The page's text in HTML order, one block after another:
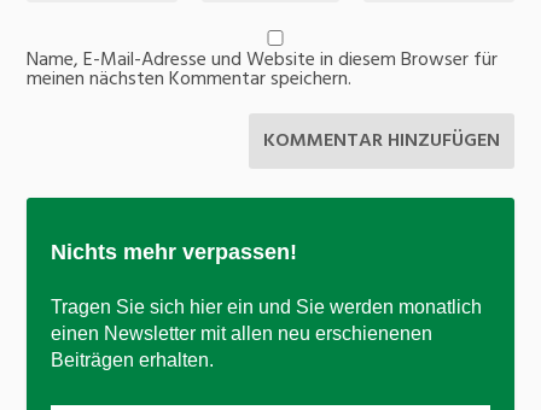
Name, E-Mail-Adresse und Website in diesem Browser für
meinen nächsten Kommentar speichern.
Nichts mehr verpassen!
Tragen Sie sich hier ein und Sie werden monatlich
einen Newsletter mit allen neu erschienenen
Beiträgen erhalten.